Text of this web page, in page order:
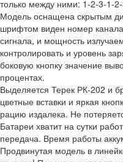
только между ними: 1-2-3-1-
Модель оснащена скрытым
шрифтом виден номер
сигнала, и мощность
контролировать и уровень
боковую кнопку значение
процентах.
Выделяется Терек РК-202 и
цветные вставки и яркая
рацию издалека. Не
Батареи хватит на сутки
передача. Время работы
Продвинутая модель в